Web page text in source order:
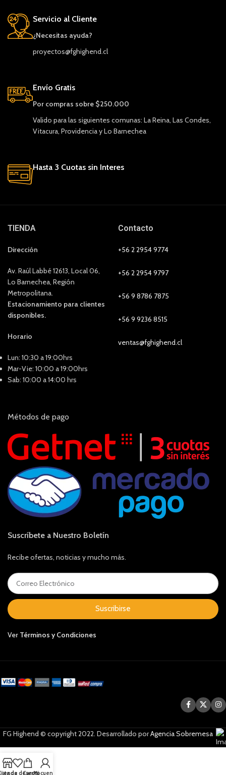
Servicio al Cliente
¿Necesitas ayuda?
proyectos@fghighend.cl
Envío Gratis
Por compras sobre $250.000
Valido para las siguientes comunas: La Reina, Las Condes,
Vitacura, Providencia y Lo Barnechea
Hasta 3 Cuotas sin Interes
TIENDA
Dirección
Av. Raúl Labbé 12613, Local 06,
Lo Barnechea, Región
Metropolitana.
Estacionamiento para clientes
disponibles.
Horario
Lun: 10:30 a 19:00hrs
Mar-Vie: 10:00 a 19:00hrs
Sab: 10:00 a 14:00 hrs
Contacto
+56 2 2954 9774
+56 2 2954 9797
+56 9 8786 7875
+56 9 9236 8515
ventas@fghighend.cl
Métodos de pago
Suscríbete a Nuestro Boletín
Recibe ofertas, noticias y mucho más.
Suscribirse
Ver Términos y Condiciones
FG Highend © copyright 2022. Desarrollado porAgencia Sobremesa
de deseos
CarritoMi cuenta